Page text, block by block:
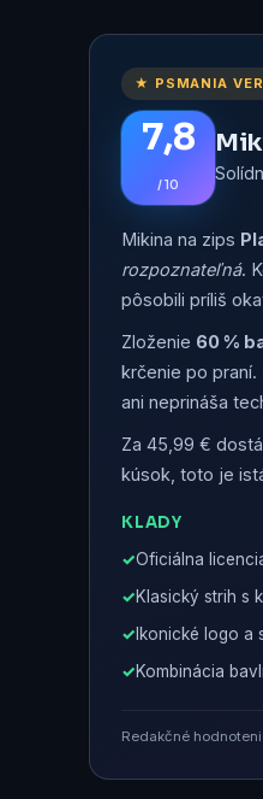
★ PSMANIA
7,8
/ 10
Mikina na zips
rozpoznateľná.
pôsobili príliš
Zloženie 60 %
krčenie po
ani neprináša
Za 45,99 €
kúsok, toto je
KLADY
Oficiálna
Klasický strih s
Ikonické logo a
Kombinácia
Redakčné